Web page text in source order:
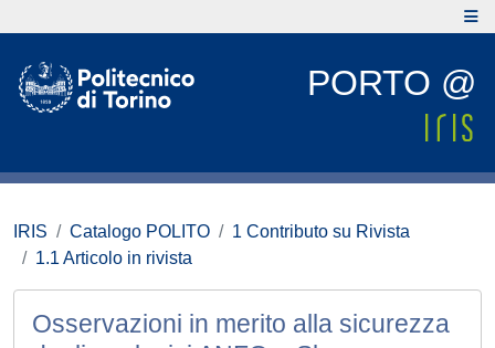
PORTO @
IRIS Catalogo POLITO
1 Contributo su Rivista
1.1 Articolo in rivista
Osservazioni in merito alla sicurezza